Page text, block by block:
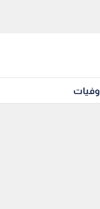
وفيات